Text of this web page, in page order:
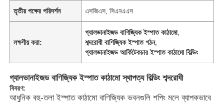
তৃতীয় পক্ষের পরিদর্শন এসজিএস, সিএনএএস
লক্ষণীয় করা:
গ্যালভানাইজড বাণিজ্যিক ইস্পাত কাঠামো,
শব্দরোধী বাণিজ্যিক ইস্পাত গঠন,
গ্যালভানাইজড আর্কিটেকচার ইস্পাত কাঠামো বিল্ডিং
গ্যালভানাইজড বাণিজ্যিক ইস্পাত কাঠামো স্থাপত্য বিল্ডিং শব্দরোধী
বিবরণ:
আধুনিক বহু-তলা ইস্পাত কাঠামো বাণিজ্যিক ভবনগুলি শপিং মলে ব্যাপকভাবে